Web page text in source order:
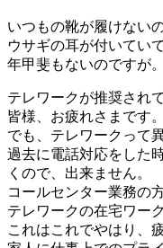
いつもの靴が履けない
ウサギの耳が付いてい
年甲斐もないのですが。
テレワークが推奨され
皆様、お疲れさまです。
でも、テレワークって
過去に電話対応をした
くので、出来ません。
コールセンター業務の
テレワークの在宅ワー
これはこれでやはり、